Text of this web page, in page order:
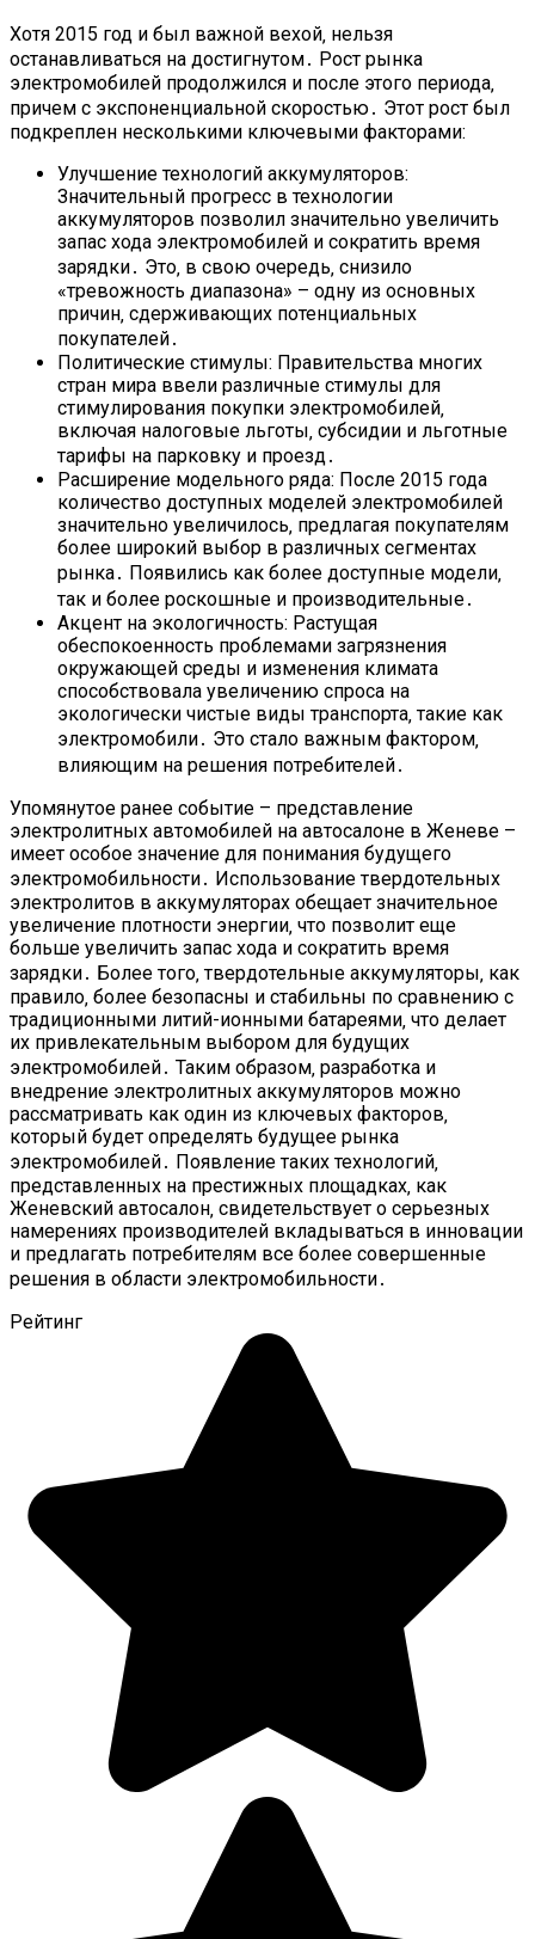
Хотя 2015 год и был важной вехой‚ нельзя
останавливаться на достигнутом․ Рост рынка
электромобилей продолжился и после этого периода‚
причем с экспоненциальной скоростью․ Этот рост был
подкреплен несколькими ключевыми факторами:
Улучшение технологий аккумуляторов:
Значительный прогресс в технологии
аккумуляторов позволил значительно увеличить
запас хода электромобилей и сократить время
зарядки․ Это‚ в свою очередь‚ снизило
«тревожность диапазона» – одну из основных
причин‚ сдерживающих потенциальных
покупателей․
Политические стимулы: Правительства многих
стран мира ввели различные стимулы для
стимулирования покупки электромобилей‚
включая налоговые льготы‚ субсидии и льготные
тарифы на парковку и проезд․
Расширение модельного ряда: После 2015 года
количество доступных моделей электромобилей
значительно увеличилось‚ предлагая покупателям
более широкий выбор в различных сегментах
рынка․ Появились как более доступные модели‚
так и более роскошные и производительные․
Акцент на экологичность: Растущая
обеспокоенность проблемами загрязнения
окружающей среды и изменения климата
способствовала увеличению спроса на
экологически чистые виды транспорта‚ такие как
электромобили․ Это стало важным фактором‚
влияющим на решения потребителей․
Упомянутое ранее событие – представление
электролитных автомобилей на автосалоне в Женеве –
имеет особое значение для понимания будущего
электромобильности․ Использование твердотельных
электролитов в аккумуляторах обещает значительное
увеличение плотности энергии‚ что позволит еще
больше увеличить запас хода и сократить время
зарядки․ Более того‚ твердотельные аккумуляторы‚ как
правило‚ более безопасны и стабильны по сравнению с
традиционными литий-ионными батареями‚ что делает
их привлекательным выбором для будущих
электромобилей․ Таким образом‚ разработка и
внедрение электролитных аккумуляторов можно
рассматривать как один из ключевых факторов‚
который будет определять будущее рынка
электромобилей․ Появление таких технологий‚
представленных на престижных площадках‚ как
Женевский автосалон‚ свидетельствует о серьезных
намерениях производителей вкладываться в инновации
и предлагать потребителям все более совершенные
решения в области электромобильности․
Рейтинг